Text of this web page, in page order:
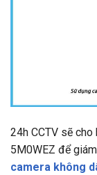
24h CCTV sẽ cho
5M0WEZ để
camera không